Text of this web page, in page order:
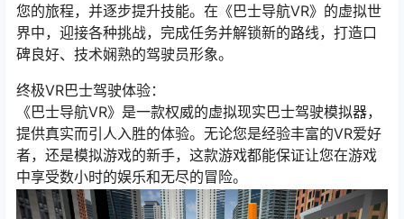
您的旅程，并逐步提升技能。在《巴士导航VR》的虚拟世
界中，迎接各种挑战，完成任务并解锁新的路线，打造口
碑良好、技术娴熟的驾驶员形象。
终极VR巴士驾驶体验：
《巴士导航VR》是一款权威的虚拟现实巴士驾驶模拟器，
提供真实而引人入胜的体验。无论您是经验丰富的VR爱好
者，还是模拟游戏的新手，这款游戏都能保证让您在游戏
中享受数小时的娱乐和无尽的冒险。